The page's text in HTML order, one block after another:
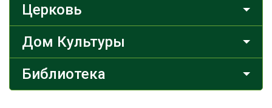
Церковь
Дом Культуры
Библиотека